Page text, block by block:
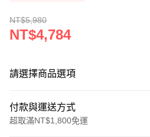
NT$5,980
NT$4,784
請選擇商品選項
付款與運送方式
超取滿NT$1,800免運